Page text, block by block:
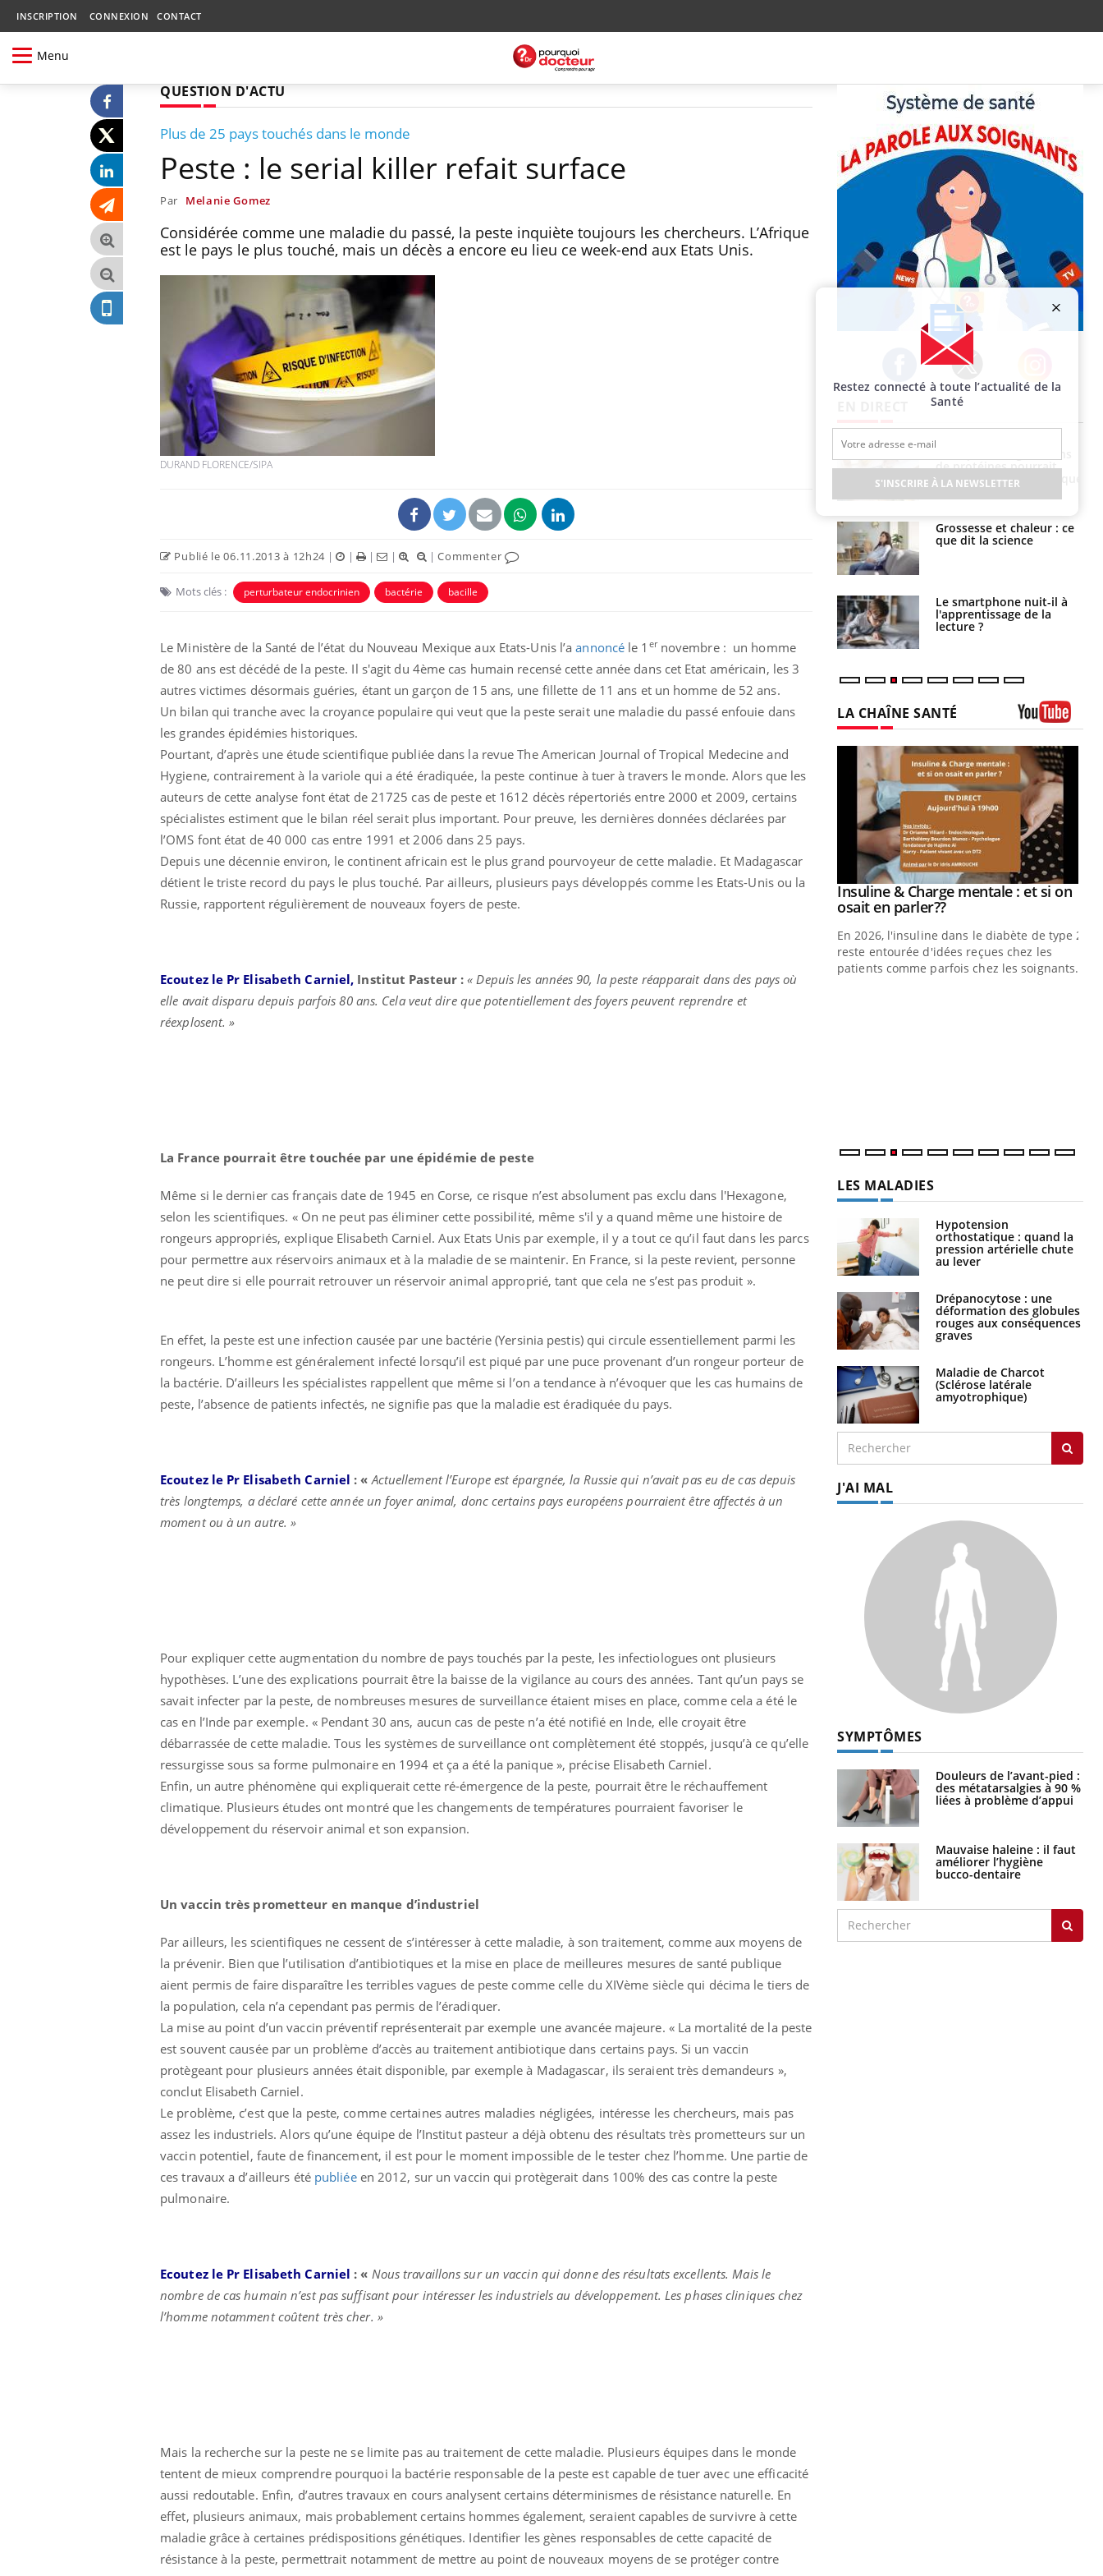
INSCRIPTION CONNEXION CONTACT
Menu
QUESTION D'ACTU
Plus de 25 pays touchés dans le monde
Peste : le serial killer refait surface
Par Melanie Gomez
Considérée comme une maladie du passé, la peste inquiète toujours les chercheurs. L’Afrique
est le pays le plus touché, mais un décès a encore eu lieu ce week-end aux Etats Unis.
DURAND FLORENCE/SIPA
Publié le 06.11.2013 à 12h24 | | | | |Commenter
Mots clés : perturbateur endocrinien bactérie bacille
Le Ministère de la Santé de l’état du Nouveau Mexique aux Etats-Unis l’aannoncé le 1 ernovembre : un homme
de 80 ans est décédé de la peste. Il s'agit du 4ème cas humain recensé cette année dans cet Etat américain, les 3
autres victimes désormais guéries, étant un garçon de 15 ans, une fillette de 11 ans et un homme de 52 ans.
Un bilan qui tranche avec la croyance populaire qui veut que la peste serait une maladie du passé enfouie dans
les grandes épidémies historiques.
Pourtant, d’après une étude scientifique publiée dans la revue The American Journal of Tropical Medecine and
Hygiene, contrairement à la variole qui a été éradiquée, la peste continue à tuer à travers le monde. Alors que les
auteurs de cette analyse font état de 21725 cas de peste et 1612 décès répertoriés entre 2000 et 2009, certains
spécialistes estiment que le bilan réel serait plus important. Pour preuve, les dernières données déclarées par
l’OMS font état de 40 000 cas entre 1991 et 2006 dans 25 pays.
Depuis une décennie environ, le continent africain est le plus grand pourvoyeur de cette maladie. Et Madagascar
détient le triste record du pays le plus touché. Par ailleurs, plusieurs pays développés comme les Etats-Unis ou la
Russie, rapportent régulièrement de nouveaux foyers de peste.
Ecoutez le Pr Elisabeth Carniel, Institut Pasteur :« Depuis les années 90, la peste réapparait dans des pays où
elle avait disparu depuis parfois 80 ans. Cela veut dire que potentiellement des foyers peuvent reprendre et
réexplosent. »
La France pourrait être touchée par une épidémie de peste
Même si le dernier cas français date de 1945 en Corse, ce risque n’est absolument pas exclu dans l'Hexagone,
selon les scientifiques. « On ne peut pas éliminer cette possibilité, même s'il y a quand même une histoire de
rongeurs appropriés, explique Elisabeth Carniel. Aux Etats Unis par exemple, il y a tout ce qu’il faut dans les parcs
pour permettre aux réservoirs animaux et à la maladie de se maintenir. En France, si la peste revient, personne
ne peut dire si elle pourrait retrouver un réservoir animal approprié, tant que cela ne s’est pas produit ».
En effet, la peste est une infection causée par une bactérie (Yersinia pestis) qui circule essentiellement parmi les
rongeurs. L’homme est généralement infecté lorsqu’il est piqué par une puce provenant d’un rongeur porteur de
la bactérie. D’ailleurs les spécialistes rappellent que même si l’on a tendance à n’évoquer que les cas humains de
peste, l’absence de patients infectés, ne signifie pas que la maladie est éradiquée du pays.
Ecoutez le Pr Elisabeth Carniel : « Actuellement l’Europe est épargnée, la Russie qui n’avait pas eu de cas depuis
très longtemps, a déclaré cette année un foyer animal, donc certains pays européens pourraient être affectés à un
moment ou à un autre. »
Pour expliquer cette augmentation du nombre de pays touchés par la peste, les infectiologues ont plusieurs
hypothèses. L’une des explications pourrait être la baisse de la vigilance au cours des années. Tant qu’un pays se
savait infecter par la peste, de nombreuses mesures de surveillance étaient mises en place, comme cela a été le
cas en l’Inde par exemple. « Pendant 30 ans, aucun cas de peste n’a été notifié en Inde, elle croyait être
débarrassée de cette maladie. Tous les systèmes de surveillance ont complètement été stoppés, jusqu’à ce qu’elle
ressurgisse sous sa forme pulmonaire en 1994 et ça a été la panique », précise Elisabeth Carniel.
Enfin, un autre phénomène qui expliquerait cette ré-émergence de la peste, pourrait être le réchauffement
climatique. Plusieurs études ont montré que les changements de températures pourraient favoriser le
développement du réservoir animal et son expansion.
Un vaccin très prometteur en manque d’industriel
Par ailleurs, les scientifiques ne cessent de s’intéresser à cette maladie, à son traitement, comme aux moyens de
la prévenir. Bien que l’utilisation d’antibiotiques et la mise en place de meilleures mesures de santé publique
aient permis de faire disparaître les terribles vagues de peste comme celle du XIVème siècle qui décima le tiers de
la population, cela n’a cependant pas permis de l’éradiquer.
La mise au point d’un vaccin préventif représenterait par exemple une avancée majeure. « La mortalité de la peste
est souvent causée par un problème d’accès au traitement antibiotique dans certains pays. Si un vaccin
protègeant pour plusieurs années était disponible, par exemple à Madagascar, ils seraient très demandeurs »,
conclut Elisabeth Carniel.
Le problème, c’est que la peste, comme certaines autres maladies négligées, intéresse les chercheurs, mais pas
assez les industriels. Alors qu’une équipe de l’Institut pasteur a déjà obtenu des résultats très prometteurs sur un
vaccin potentiel, faute de financement, il est pour le moment impossible de le tester chez l’homme. Une partie de
ces travaux a d’ailleurs été publiéeen 2012, sur un vaccin qui protègerait dans 100% des cas contre la peste
pulmonaire.
Ecoutez le Pr Elisabeth Carniel : « Nous travaillons sur un vaccin qui donne des résultats excellents. Mais le
nombre de cas humain n’est pas suffisant pour intéresser les industriels au développement. Les phases cliniques chez
l’homme notamment coûtent très cher. »
Mais la recherche sur la peste ne se limite pas au traitement de cette maladie. Plusieurs équipes dans le monde
tentent de mieux comprendre pourquoi la bactérie responsable de la peste est capable de tuer avec une efficacité
aussi redoutable. Enfin, d’autres travaux en cours analysent certains déterminismes de résistance naturelle. En
effet, plusieurs animaux, mais probablement certains hommes également, seraient capables de survivre à cette
maladie grâce à certaines prédispositions génétiques. Identifier les gènes responsables de cette capacité de
résistance à la peste, permettrait notamment de mettre au point de nouveaux moyens de se protéger contre
Facebook Twitter Instagram
Cytomégalovirus : ce qui
change dans la prise en
VIH : la fin du comprimé
Fortes chaleurs :
noyade grimpe-t-il ?
Le Viagra pourrait-il
vacances, elle reste dans
le coma pendant 42 jours
Mordue par un
barracuda, une petite fille
secourue grâce à un
Légionellose en Suisse :
quelle est l’origine de la
contamination ?
LA CHAÎNE SANTÉ
Eczéma Chronique des Mains :
expliquer ma maladieYoutube
Youtube
Carence en fer : comprendre pour
prévenirYoutube
Fatigue, irritabilité, brouillard mental ou
même alopécie… Les symptômes de la
carence en fer sont multiples ce qui la rend
...
Youtube
Insuline & Charge mentale : et si on
LES MALADIES
Hypotension
orthostatique : quand la
pression artérielle chute
au lever
Drépanocytose : une
déformation des globules
rouges aux conséquences
graves
Maladie de Charcot
(Sclérose latérale
amyotrophique)
J'AI MAL
SYMPTÔMES
Douleurs de l’avant-pied :
des métatarsalgies à 90 %
liées à problème d’appui
Mauvaise haleine : il faut
améliorer l’hygiène
bucco-dentaire
Restez connecté à toute l’actualité de la
Santé
S'INSCRIRE À LA NEWSLETTER